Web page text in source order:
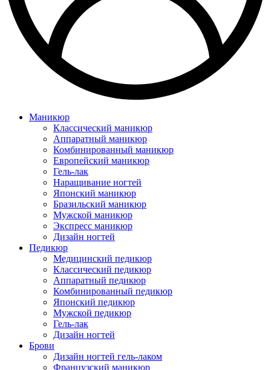
Маникюр
Классический маникюр
Аппаратный маникюр
Комбинированный маникюр
Европейский маникюр
Гель-лак
Наращивание ногтей
Японский маникюр
Бразильский маникюр
Мужской маникюр
Экспресс маникюр
Дизайн ногтей
Педикюр
Медицинский педикюр
Классический педикюр
Аппаратный педикюр
Комбинированный педикюр
Японский педикюр
Мужской педикюр
Гель-лак
Дизайн ногтей
Брови
Дизайн ногтей гель-лаком
Французский маникюр